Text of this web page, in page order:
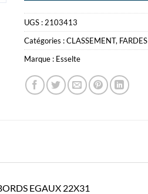
UGS : 2103413
Catégories :CLASSEMENT, FARDES
Marque : Esselte
EGAUX 22X31